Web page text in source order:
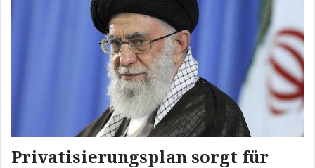
Privatisierungsplan sorgt für